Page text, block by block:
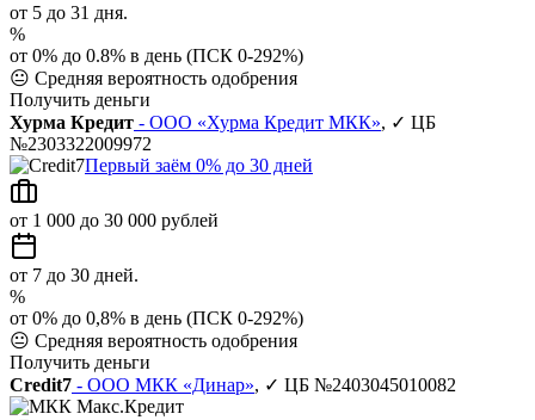
от 5 до 31 дня.
%
от 0% до 0.8% в день (ПСК 0-292%)
😐 Средняя вероятность одобрения
Получить деньги
Хурма Кредит - ООО «Хурма Кредит МКК», ✓ ЦБ
№2303322009972
Первый заём 0% до 30 дней
от 1 000 до 30 000 рублей
от 7 до 30 дней.
%
от 0% до 0,8% в день (ПСК 0-292%)
😐 Средняя вероятность одобрения
Получить деньги
Credit7 - ООО МКК «Динар», ✓ ЦБ №2403045010082